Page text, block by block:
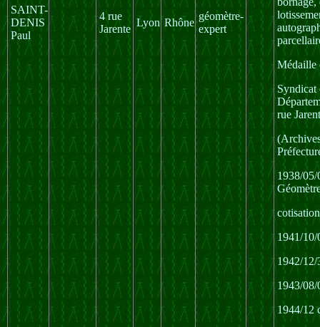
SAINT-
DENIS
Paul
4 rue
Jarente
Lyon Rhône
géomètre-
expert
Médaille
Syndicat
rue
1938/05/
1941/
1942/
1943/
1944/12